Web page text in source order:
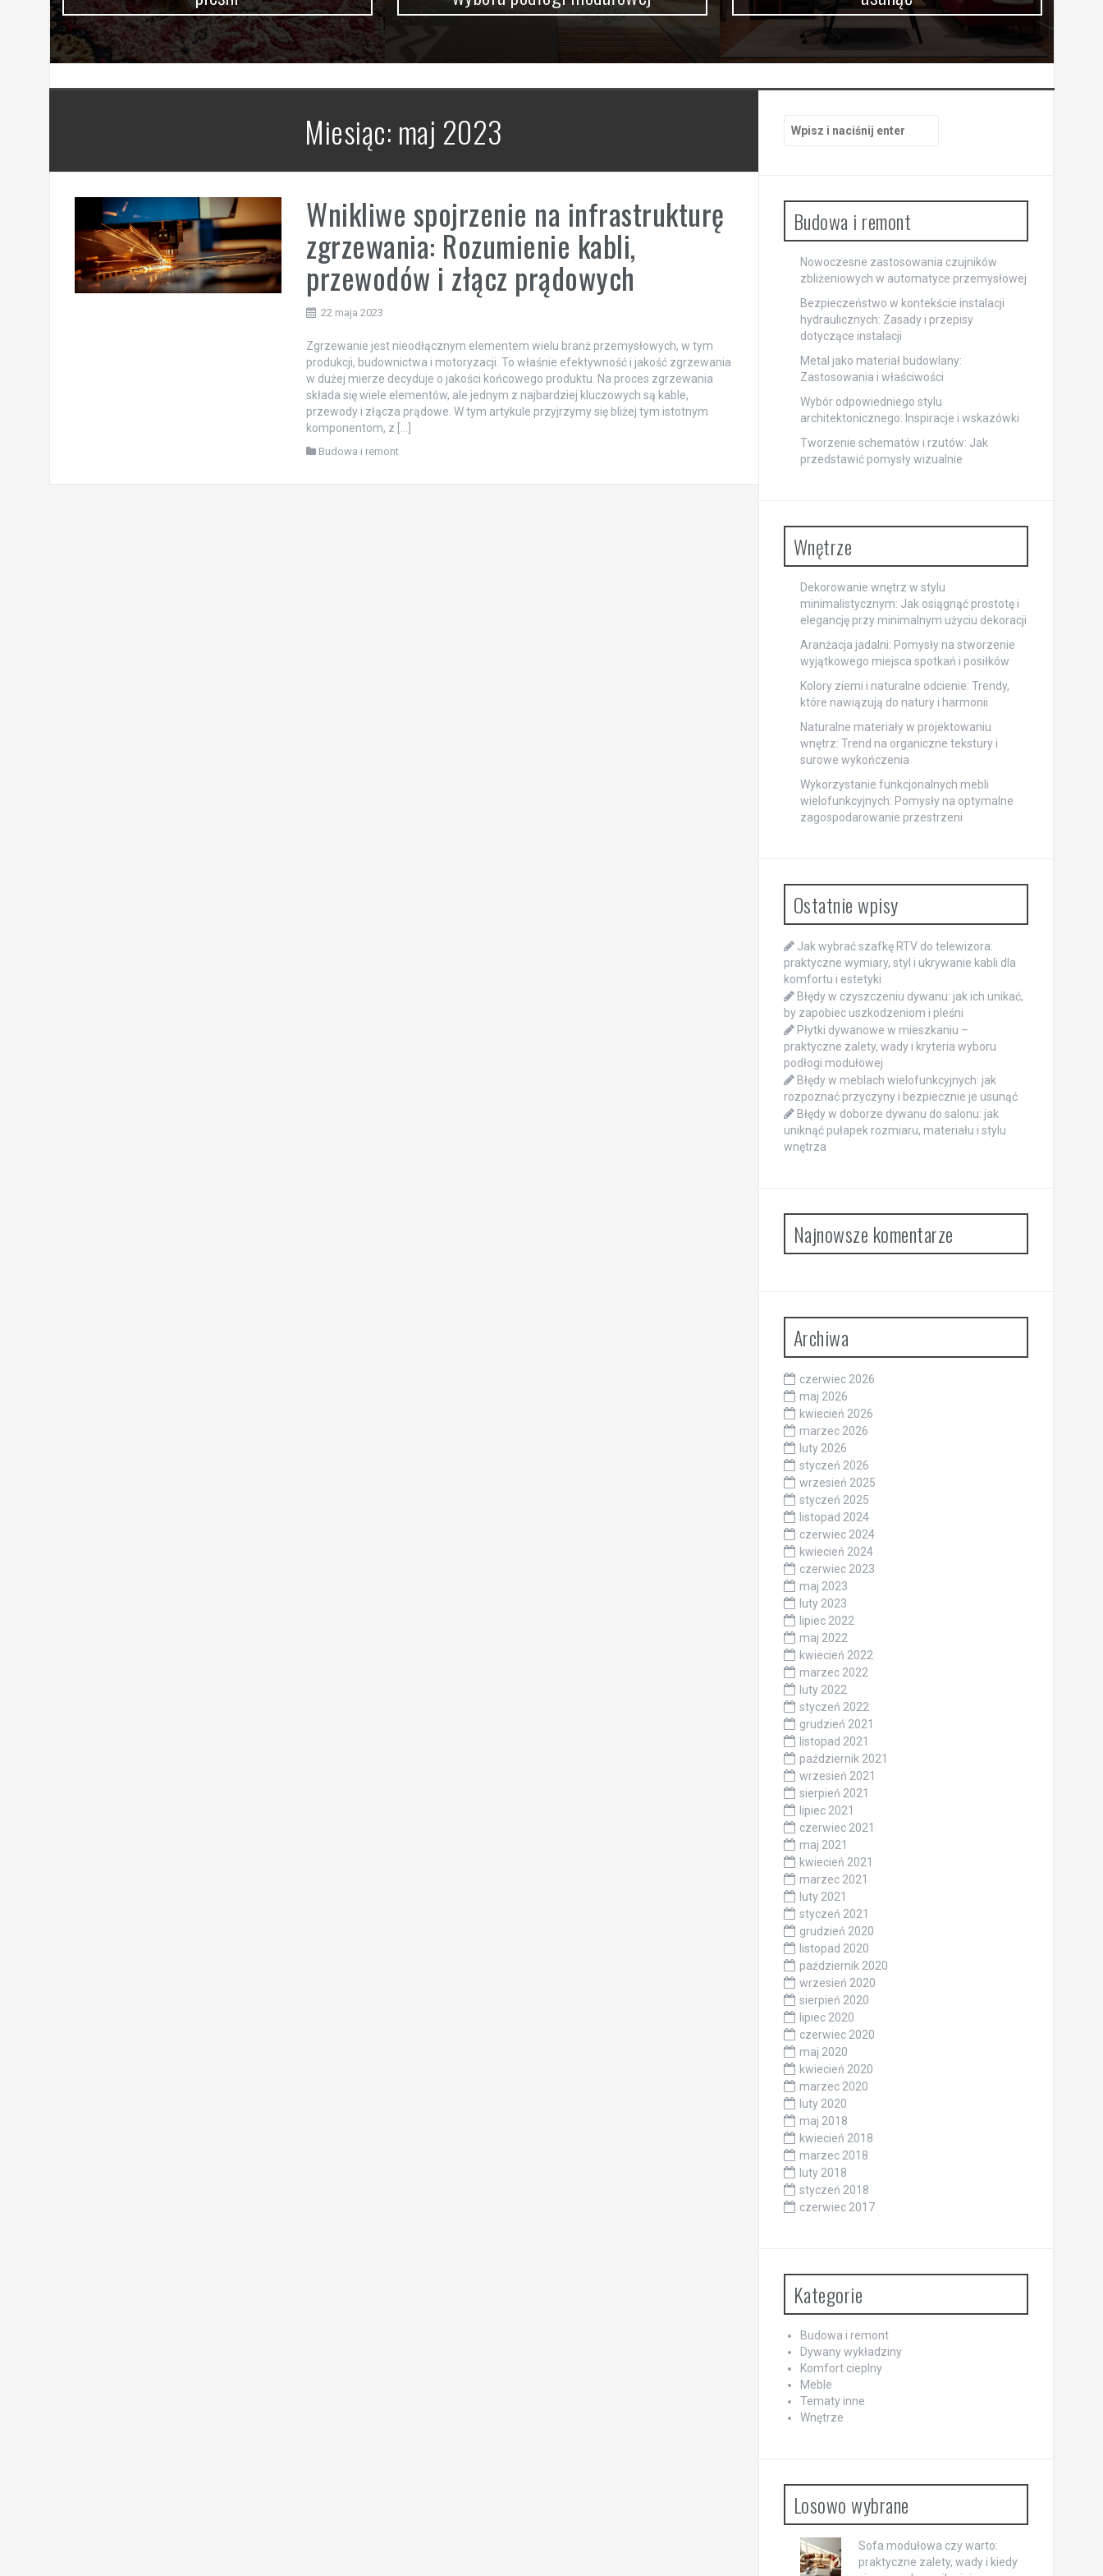
Miesiąc: maj 2023
Wnikliwe spojrzenie na infrastrukturę
zgrzewania: Rozumienie kabli,
przewodów i złącz prądowych
22 maja 2023
Zgrzewanie jest nieodłącznym elementem wielu branż przemysłowych, w tym
produkcji, budownictwa i motoryzacji. To właśnie efektywność i jakość zgrzewania
w dużej mierze decyduje o jakości końcowego produktu. Na proces zgrzewania
składa się wiele elementów, ale jednym z najbardziej kluczowych są kable,
przewody i złącza prądowe. W tym artykule przyjrzymy się bliżej tym istotnym
komponentom, z […]
Budowa i remont
Budowa i remont
Nowoczesne zastosowania czujników
zbliżeniowych w automatyce przemysłowej
Bezpieczeństwo w kontekście instalacji
hydraulicznych: Zasady i przepisy
dotyczące instalacji
Metal jako materiał budowlany:
Zastosowania i właściwości
Wybór odpowiedniego stylu
architektonicznego: Inspiracje i wskazówki
Tworzenie schematów i rzutów: Jak
przedstawić pomysły wizualnie
Wnętrze
Dekorowanie wnętrz w stylu
minimalistycznym: Jak osiągnąć prostotę i
elegancję przy minimalnym użyciu dekoracji
Aranżacja jadalni: Pomysły na stworzenie
wyjątkowego miejsca spotkań i posiłków
Kolory ziemi i naturalne odcienie: Trendy,
które nawiązują do natury i harmonii
Naturalne materiały w projektowaniu
wnętrz: Trend na organiczne tekstury i
surowe wykończenia
Wykorzystanie funkcjonalnych mebli
wielofunkcyjnych: Pomysły na optymalne
zagospodarowanie przestrzeni
Ostatnie wpisy
Jak wybrać szafkę RTV do telewizora:
praktyczne wymiary, styl i ukrywanie kabli dla
komfortu i estetyki
Błędy w czyszczeniu dywanu: jak ich unikać,
by zapobiec uszkodzeniom i pleśni
Płytki dywanowe w mieszkaniu –
praktyczne zalety, wady i kryteria wyboru
podłogi modułowej
Błędy w meblach wielofunkcyjnych: jak
rozpoznać przyczyny i bezpiecznie je usunąć
Błędy w doborze dywanu do salonu: jak
uniknąć pułapek rozmiaru, materiału i stylu
wnętrza
Najnowsze komentarze
Archiwa
czerwiec 2026
maj 2026
kwiecień 2026
marzec 2026
luty 2026
styczeń 2026
wrzesień 2025
styczeń 2025
listopad 2024
czerwiec 2024
kwiecień 2024
czerwiec 2023
maj 2023
luty 2023
lipiec 2022
maj 2022
kwiecień 2022
marzec 2022
luty 2022
styczeń 2022
grudzień 2021
listopad 2021
październik 2021
wrzesień 2021
sierpień 2021
lipiec 2021
czerwiec 2021
maj 2021
kwiecień 2021
marzec 2021
luty 2021
styczeń 2021
grudzień 2020
listopad 2020
październik 2020
wrzesień 2020
sierpień 2020
lipiec 2020
czerwiec 2020
maj 2020
kwiecień 2020
marzec 2020
luty 2020
maj 2018
kwiecień 2018
marzec 2018
luty 2018
styczeń 2018
czerwiec 2017
Kategorie
Budowa i remont
Dywany wykładziny
Komfort cieplny
Meble
Tematy inne
Wnętrze
Losowo wybrane
Sofa modułowa czy warto:
praktyczne zalety, wady i kiedy